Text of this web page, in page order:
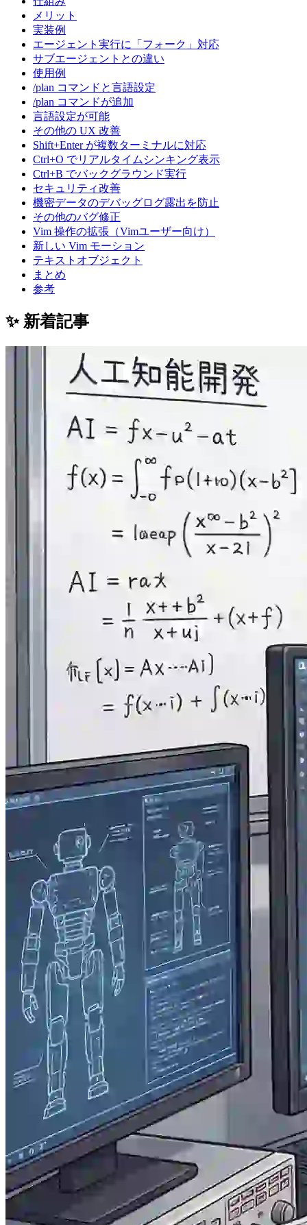
メリット
実装例
エージェント実行に「フォーク」対応
サブエージェントとの違い
使用例
/plan コマンドと言語設定
/plan コマンドが追加
言語設定が可能
その他の UX 改善
Shift+Enter が複数ターミナルに対応
Ctrl+O でリアルタイムシンキング表示
Ctrl+B でバックグラウンド実行
セキュリティ改善
機密データのデバッグログ露出を防止
その他のバグ修正
Vim 操作の拡張（Vimユーザー向け）
新しい Vim モーション
テキストオブジェクト
まとめ
参考
✨ 新着記事